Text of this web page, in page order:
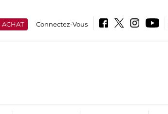
ACHAT Connectez-Vous